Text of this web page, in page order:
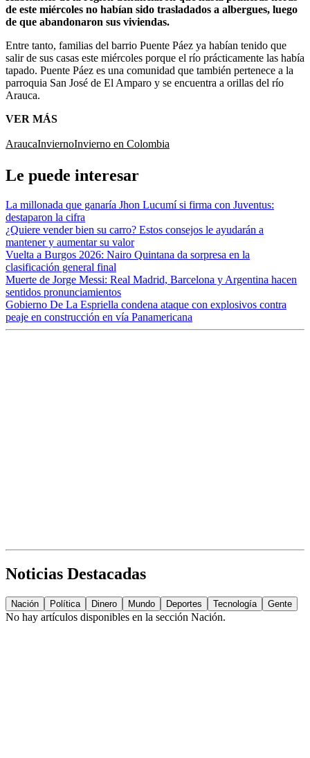
de este miércoles no habían sido trasladados a albergues, luego
de que abandonaron sus viviendas.
Entre tanto, familias del barrio Puente Páez ya habían tenido que
salir de sus casas este miércoles porque el río prácticamente las había
tapado. Puente Páez es una comunidad que también pertenece a la
parroquia San José de El Amparo y se encuentra a orillas del río
Arauca.
VER MÁS
AraucaInviernoInvierno en Colombia
Le puede interesar
La millonada que ganaría Jhon Lucumí si firma con Juventus:
destaparon la cifra
¿Quiere vender bien su carro? Estos consejos le ayudarán a
mantener y aumentar su valor
Vuelta a Burgos 2026: Nairo Quintana da sorpresa en la
clasificación general final
Muerte de Jorge Messi: Real Madrid, Barcelona y Argentina hacen
sentidos pronunciamientos
Gobierno De La Espriella condena ataque con explosivos contra
peaje en construcción en vía Panamericana
Noticias Destacadas
Nación Política Dinero Mundo Deportes Tecnología Gente
No hay artículos disponibles en la sección Nación.